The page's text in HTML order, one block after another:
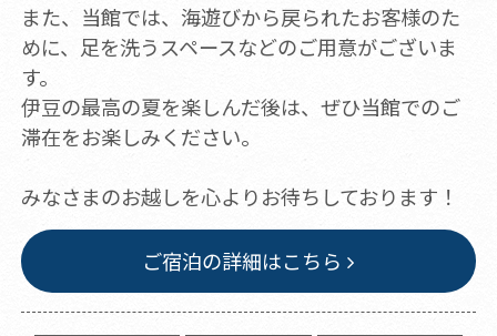
また、当館では、海遊びから戻られたお客様のた
めに、足を洗うスペースなどのご用意がございま
す。
伊豆の最高の夏を楽しんだ後は、ぜひ当館でのご
滞在をお楽しみください。
みなさまのお越しを心よりお待ちしております！
ご宿泊の詳細はこちら